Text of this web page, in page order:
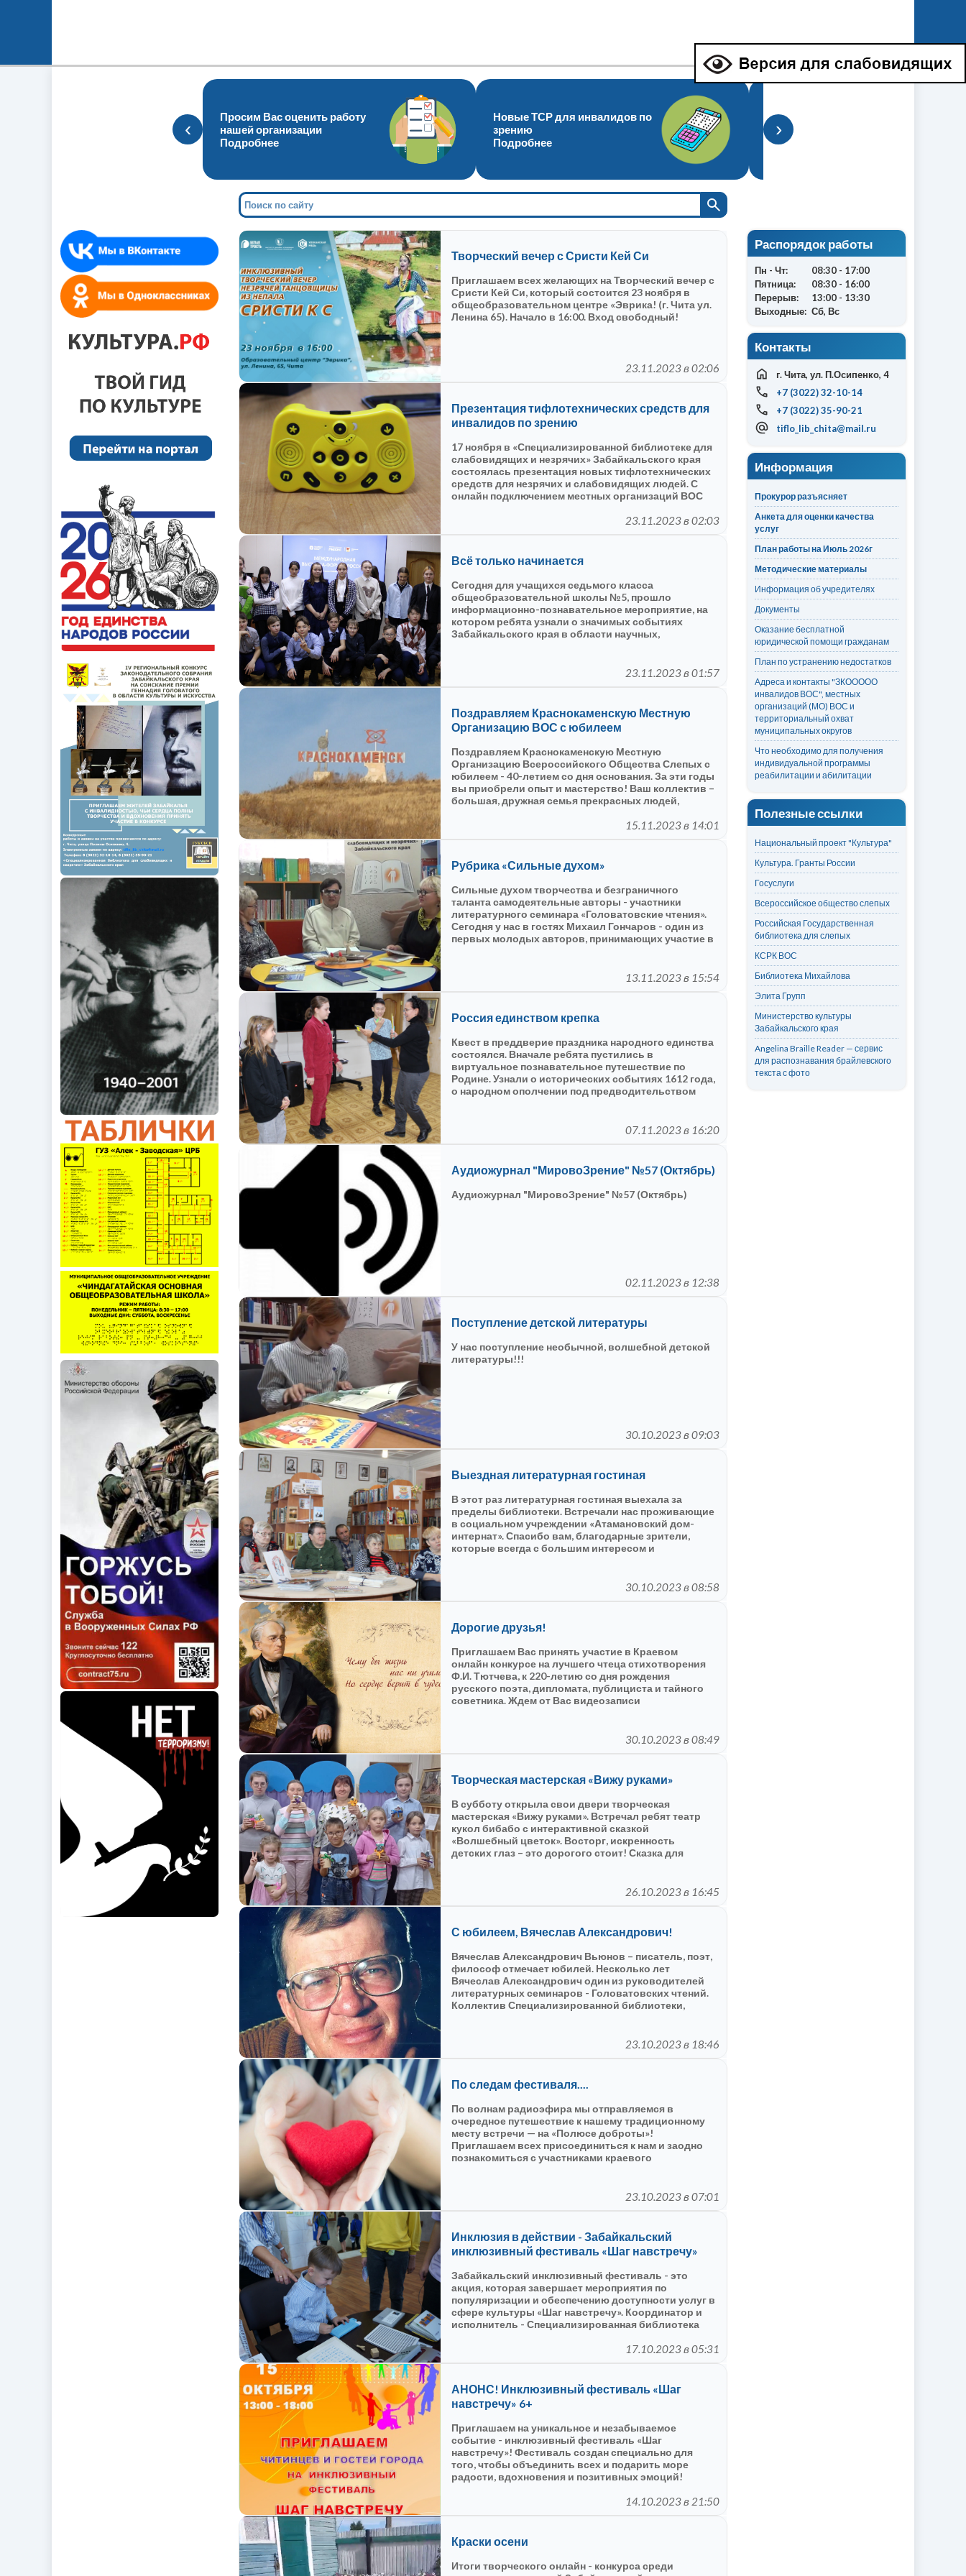
‹
Просим Вас оценить работу
нашей организации
Подробнее
Новые ТСР для инвалидов по
зрению
Подробнее
«Пользователь ПК», чтению и
письму по Брайлю,
пользованию ТСР.
›
Творческий вечер с Сристи Кей Си
Приглашаем всех желающих на Творческий вечер с
Сристи Кей Си, который состоится 23 ноября в
общеобразовательном центре «Эврика! (г. Чита ул.
Ленина 65). Начало в 16:00. Вход свободный!
23.11.2023 в 02:06
Презентация тифлотехнических средств для
инвалидов по зрению
17 ноября в «Специализированной библиотеке для
слабовидящих и незрячих» Забайкальского края
состоялась презентация новых тифлотехнических
средств для незрячих и слабовидящих людей. С
онлайн подключением местных организаций ВОС
23.11.2023 в 02:03
Всё только начинается
Сегодня для учащихся седьмого класса
общеобразовательной школы №5, прошло
информационно-познавательное мероприятие, на
котором ребята узнали о значимых событиях
Забайкальского края в области научных,
23.11.2023 в 01:57
Поздравляем Краснокаменскую Местную
Организацию ВОС с юбилеем
Поздравляем Краснокаменскую Местную
Организацию Всероссийского Общества Слепых с
юбилеем - 40-летием со дня основания. За эти годы
вы приобрели опыт и мастерство! Ваш коллектив –
большая, дружная семья прекрасных людей,
многолетнюю дружбу и совместные проекты! От
15.11.2023 в 14:01
Рубрика «Сильные духом»
Сильные духом творчества и безграничного
таланта самодеятельные авторы - участники
литературного семинара «Головатовские чтения».
Сегодня у нас в гостях Михаил Гончаров - один из
первых молодых авторов, принимающих участие в
13.11.2023 в 15:54
Россия единством крепка
Квест в преддверие праздника народного единства
состоялся. Вначале ребята пустились в
виртуальное познавательное путешествие по
Родине. Узнали о исторических событиях 1612 года,
о народном ополчении под предводительством
07.11.2023 в 16:20
Аудиожурнал "МировоЗрение" №57 (Октябрь)
Аудиожурнал "МировоЗрение" №57 (Октябрь)
02.11.2023 в 12:38
Поступление детской литературы
У нас поступление необычной, волшебной детской
литературы!!!
30.10.2023 в 09:03
Выездная литературная гостиная
В этот раз литературная гостиная выехала за
пределы библиотеки. Встречали нас проживающие
в социальном учреждении «Атамановский дом-
интернат». Спасибо вам, благодарные зрители,
которые всегда с большим интересом и
по волнам творчества и жизненного пути30.10.2023 в 08:58
Дорогие друзья!
Приглашаем Вас принять участие в Краевом
онлайн конкурсе на лучшего чтеца стихотворения
Ф.И. Тютчева, к 220-летию со дня рождения
русского поэта, дипломата, публициста и тайного
советника. Ждем от Вас видеозаписи
30.10.2023 в 08:49
Творческая мастерская «Вижу руками»
В субботу открыла свои двери творческая
мастерская «Вижу руками». Встречал ребят театр
кукол бибабо с интерактивной сказкой
«Волшебный цветок». Восторг, искренность
детских глаз – это дорогого стоит! Сказка для
26.10.2023 в 16:45
С юбилеем, Вячеслав Александрович!
Вячеслав Александрович Вьюнов – писатель, поэт,
философ отмечает юбилей. Несколько лет
Вячеслав Александрович один из руководителей
литературных семинаров - Головатовских чтений.
Коллектив Специализированной библиотеки,
творческих замыслов , выхода из печати23.10.2023 в 18:46
По следам фестиваля....
По волнам радиоэфира мы отправляемся в
очередное путешествие к нашему традиционному
месту встречи — на «Полюсе доброты»!
Приглашаем всех присоединиться к нам и заодно
познакомиться с участниками краевого
филармонии имени Олега Лундстрема...23.10.2023 в 07:01
Инклюзия в действии - Забайкальский
инклюзивный фестиваль «Шаг навстречу»
Забайкальский инклюзивный фестиваль - это
акция, которая завершает мероприятия по
популяризации и обеспечению доступности услуг в
сфере культуры «Шаг навстречу». Координатор и
исполнитель - Специализированная библиотека
края. Начало было положено в апреле 2023 г. В г.
имеющих инвалидность под названием «Путь к
мечте».
17.10.2023 в 05:31
АНОНС! Инклюзивный фестиваль «Шаг
навстречу» 6+
Приглашаем на уникальное и незабываемое
событие - инклюзивный фестиваль «Шаг
навстречу»! Фестиваль создан специально для
того, чтобы объединить всех и подарить море
радости, вдохновения и позитивных эмоций!
человек может быть самим собой и наслаждаться
физических или интеллектуальных способностей.
14.10.2023 в 21:50
Краски осени
Итоги творческого онлайн - конкурса среди
Распорядок работы
Пн - Чт:
08:30 - 17:00
Пятница:
08:30 - 16:00
Перерыв:
13:00 - 13:30
Выходные: Сб, Вс
Контакты
г. Чита, ул. П.Осипенко, 4
+7 (3022) 32-10-14
+7 (3022) 35-90-21
tiflo_lib_chita@mail.ru
Информация
Прокурор разъясняет
Анкета для оценки качества
услуг
План работы на Июль 2026г
Методические материалы
Информация об учредителях
Документы
Оказание бесплатной
юридической помощи гражданам
План по устранению недостатков
Адреса и контакты "ЗКООООО
инвалидов ВОС", местных
организаций (МО) ВОС и
территориальный охват
муниципальных округов
Что необходимо для получения
индивидуальной программы
реабилитации и абилитации
Полезные ссылки
Национальный проект "Культура"
Культура. Гранты России
Госуслуги
Всероссийское общество слепых
Российская Государственная
библиотека для слепых
КСРК ВОС
Библиотека Михайлова
Элита Групп
Министерство культуры
Забайкальского края
Angelina Braille Reader — сервис
для распознавания брайлевского
текста с фото